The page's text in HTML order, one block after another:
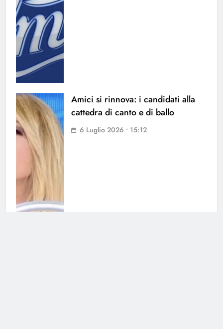
Amici si rinnova: i candidati alla
cattedra di canto e di ballo
6 Luglio 2026 • 15:12